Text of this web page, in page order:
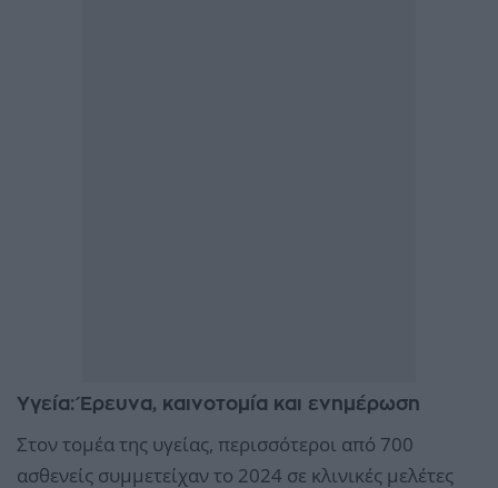
Υγεία: Έρευνα, καινοτομία και ενημέρωση
Στον τομέα της υγείας, περισσότεροι από 700
ασθενείς συμμετείχαν το 2024 σε κλινικές μελέτες